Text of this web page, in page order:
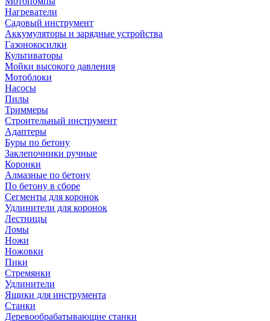
Нагреватели
Садовый инструмент
Аккумуляторы и зарядные устройства
Газонокосилки
Культиваторы
Мойки высокого давления
Мотоблоки
Насосы
Пилы
Триммеры
Строительный инструмент
Адаптеры
Буры по бетону
Заклепочники ручные
Коронки
Алмазные по бетону
По бетону в сборе
Сегменты для коронок
Удлинители для коронок
Лестницы
Ломы
Ножи
Ножовки
Пики
Стремянки
Удлинители
Ящики для инструмента
Станки
Деревообрабатывающие станки